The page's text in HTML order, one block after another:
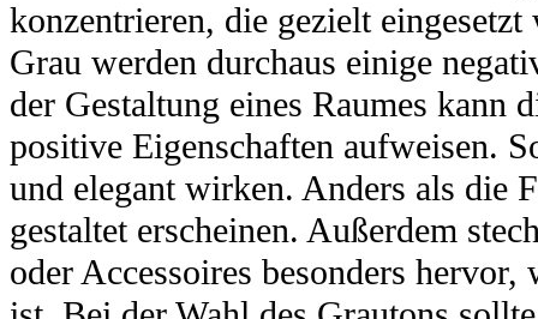
konzentrieren, die gezielt
Grau werden durchaus einige
der Gestaltung eines Raumes kann
positive Eigenschaften aufweisen.
und elegant wirken. Anders als die
gestaltet erscheinen. Außerdem
oder Accessoires besonders